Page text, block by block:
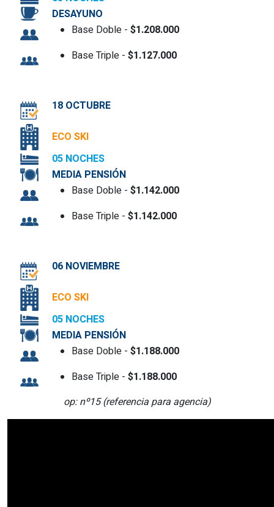
DESAYUNO
Base Doble - $1.208.000
Base Triple - $1.127.000
18 OCTUBRE
ECO SKI
05 NOCHES
MEDIA PENSIÓN
Base Doble - $1.142.000
Base Triple - $1.142.000
06 NOVIEMBRE
ECO SKI
05 NOCHES
MEDIA PENSIÓN
Base Doble - $1.188.000
Base Triple - $1.188.000
op: nº15 (referencia para agencia)